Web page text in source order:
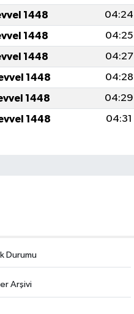
1448 04:24
1448 04:25
1448 04:27
1448 04:28
1448 04:29
1448 04:31
Durumu
Arşivi